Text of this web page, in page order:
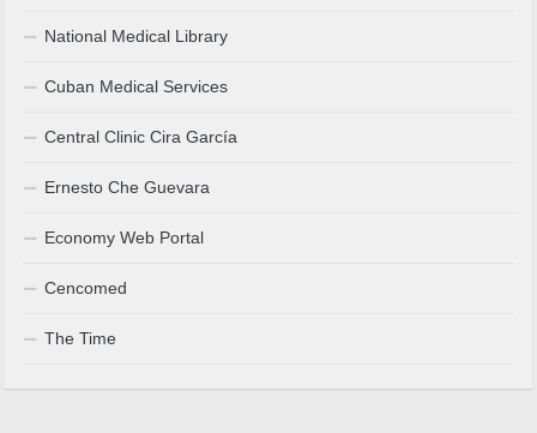
National Medical Library
Cuban Medical Services
Central Clinic Cira García
Ernesto Che Guevara
Economy Web Portal
Cencomed
The Time